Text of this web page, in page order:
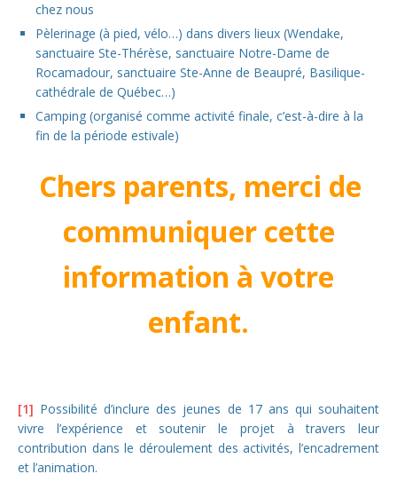
chez nous
Pèlerinage (à pied, vélo…) dans divers lieux (Wendake,
sanctuaire Ste-Thérèse, sanctuaire Notre-Dame de
Rocamadour, sanctuaire Ste-Anne de Beaupré, Basilique-
cathédrale de Québec…)
Camping (organisé comme activité finale, c’est-à-dire à la
fin de la période estivale)
Chers parents, merci de
communiquer cette
information à votre
enfant.
[1] Possibilité d’inclure des jeunes de 17 ans qui souhaitent
vivre l’expérience et soutenir le projet à travers leur
contribution dans le déroulement des activités, l’encadrement
et l’animation.